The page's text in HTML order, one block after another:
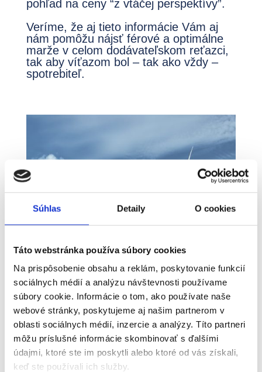
Súhlas Detaily O cookies
Táto webstránka používa súbory cookies
Na prispôsobenie obsahu a reklám, poskytovanie funkcií
sociálnych médií a analýzu návštevnosti používame
súbory cookie. Informácie o tom, ako používate naše
webové stránky, poskytujeme aj našim partnerom v
oblasti sociálnych médií, inzercie a analýzy. Títo partneri
môžu príslušné informácie skombinovať s ďalšími
údajmi, ktoré ste im poskytli alebo ktoré od vás získali,
keď ste používali ich služby.
pohľad na ceny “z vtáčej perspektívy”.
Veríme, že aj tieto informácie Vám aj
nám pomôžu nájsť férové a optimálne
marže v celom dodávateľskom reťazci,
tak aby víťazom bol – tak ako vždy –
spotrebiteľ.
Energie
Elektrická energia, plyn, PHM
Zobraziť$